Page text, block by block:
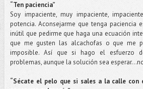
“Ten paciencia”
Soy impaciente, muy impaciente,
potencia. Aconsejarme que tenga paciencia
inútil que pedirme que haga una ecuación
que me gusten las alcachofas o que me
imposible. Así que si hago el esfuerzo
problemas, aunque la solución sea
“Sécate el pelo que si sales a la calle